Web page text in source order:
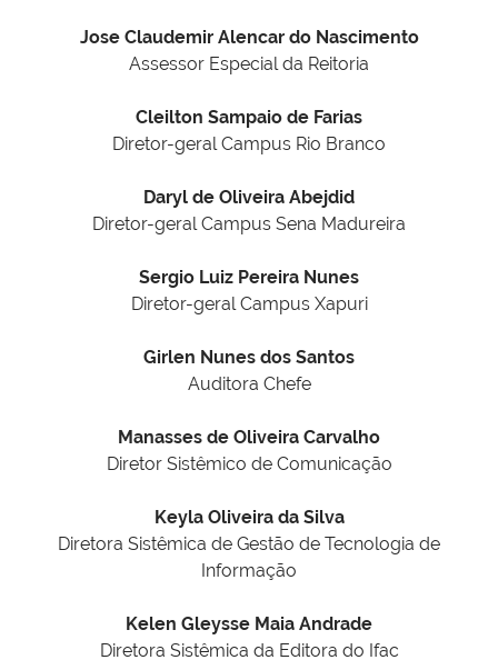
Jose Claudemir Alencar do Nascimento
Assessor Especial da Reitoria
Cleilton Sampaio de Farias
Diretor-geral Campus Rio Branco
Daryl de Oliveira Abejdid
Diretor-geral Campus Sena Madureira
Sergio Luiz Pereira Nunes
Diretor-geral Campus Xapuri
Girlen Nunes dos Santos
Auditora Chefe
Manasses de Oliveira Carvalho
Diretor Sistêmico de Comunicação
Keyla Oliveira da Silva
Diretora Sistêmica de Gestão de Tecnologia de
Informação
Kelen Gleysse Maia Andrade
Diretora Sistêmica da Editora do Ifac